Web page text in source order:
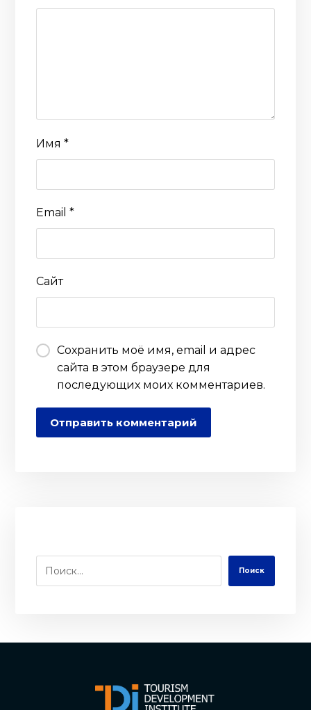
Имя*
Email*
Сайт
Сохранить моё имя, email и адрес
сайта в этом браузере для
последующих моих комментариев.
Отправить комментарий
Поиск